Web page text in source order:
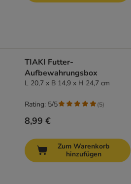
TIAKI Futter-
Aufbewahrungsbox
L 20,7 x B 14,9 x H 24,7 cm
8,99 €
Rating: 5/5 (5)
Zum Warenkorb
hinzufügen